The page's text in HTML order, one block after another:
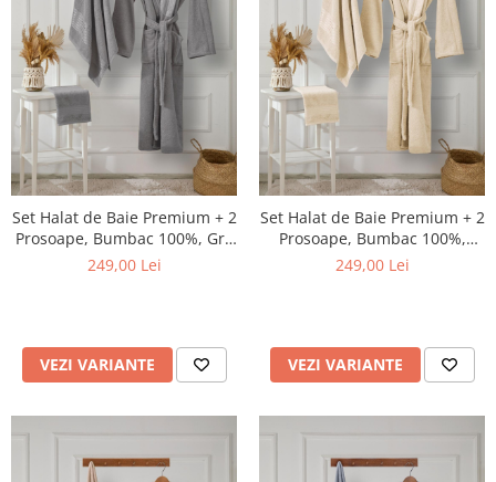
Set Halat de Baie Premium + 2
Prosoape, Bumbac 100%, Gri,
Ambalat in Cutie Cadou
249,00 Lei
VEZI VARIANTE
Set Halat de Baie Premium + 2
Prosoape, Bumbac 100%,
Crem, Ambalat in Cutie Cadou
249,00 Lei
VEZI VARIANTE